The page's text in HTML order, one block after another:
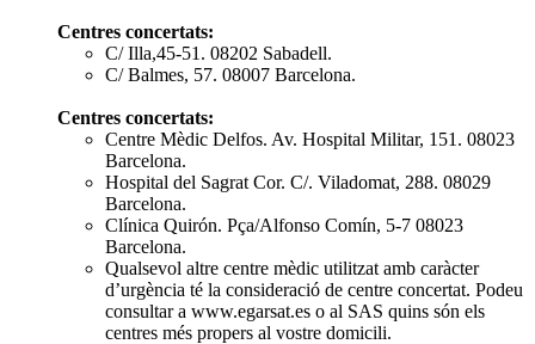
Centres concertats:
C/ Illa,45-51. 08202 Sabadell.
C/ Balmes, 57. 08007 Barcelona.
Centres concertats:
Centre Mèdic Delfos. Av. Hospital Militar, 151. 08023
Barcelona.
Hospital del Sagrat Cor. C/. Viladomat, 288. 08029
Barcelona.
Clínica Quirón. Pça/Alfonso Comín, 5-7 08023
Barcelona.
Qualsevol altre centre mèdic utilitzat amb caràcter
d’urgència té la consideració de centre concertat. Podeu
consultar a www.egarsat.es o al SAS quins són els
centres més propers al vostre domicili.